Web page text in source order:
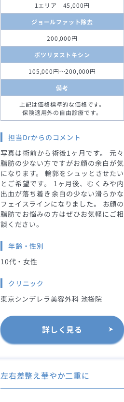
1エリア 45,000円
ジョールファット除去
200,000円
ボツリヌストキシン
105,000円～200,000円
備考
上記は価格標準的な価格です。
保険適用外の自由診療です。
担当Drからのコメント
写真は術前から術後1ヶ月です。 元々
脂肪の少ない方ですがお顔の余白が気
になります。 輪郭をシュッとさせたい
とご希望です。 1ヶ月後、むくみや内
出血が落ち着き余白の少ない滑らかな
フェイスラインになりました。 お顔の
脂肪でお悩みの方はぜひお気軽にご相
談ください。
年齢・性別
10代・女性
クリニック
東京シンデレラ美容外科 池袋院
詳しく見る
左右差整え華やか二重に